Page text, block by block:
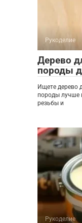
Рукоделие
Дерево
породы
Ищете дерево
породы лучше
резьбы и
Рукоделие